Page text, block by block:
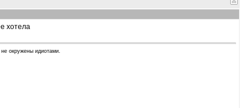
хотела
окружены идиотами.